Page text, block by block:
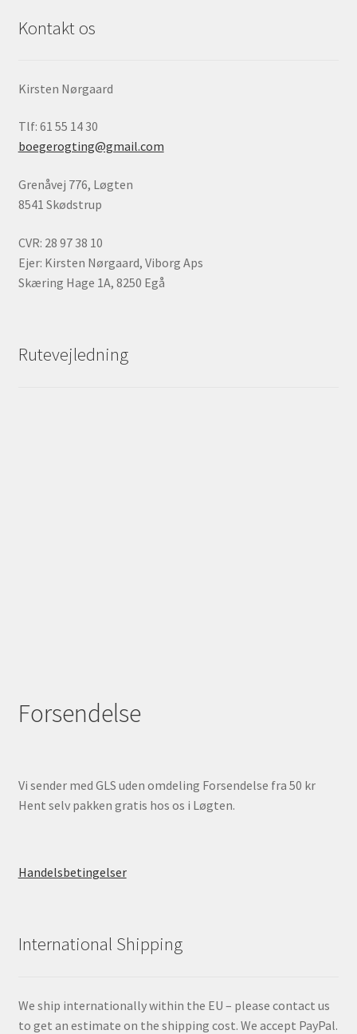
Kontakt os
Kirsten Nørgaard
Tlf: 61 55 14 30
boegerogting@gmail.com
Grenåvej 776, Løgten
8541 Skødstrup
CVR: 28 97 38 10
Ejer: Kirsten Nørgaard, Viborg Aps
Skæring Hage 1A, 8250 Egå
Rutevejledning
Forsendelse
Vi sender med GLS uden omdeling Forsendelse fra 50 kr
Hent selv pakken gratis hos os i Løgten.
Handelsbetingelser
International Shipping
We ship internationally within the EU – please contact us
to get an estimate on the shipping cost. We accept PayPal.